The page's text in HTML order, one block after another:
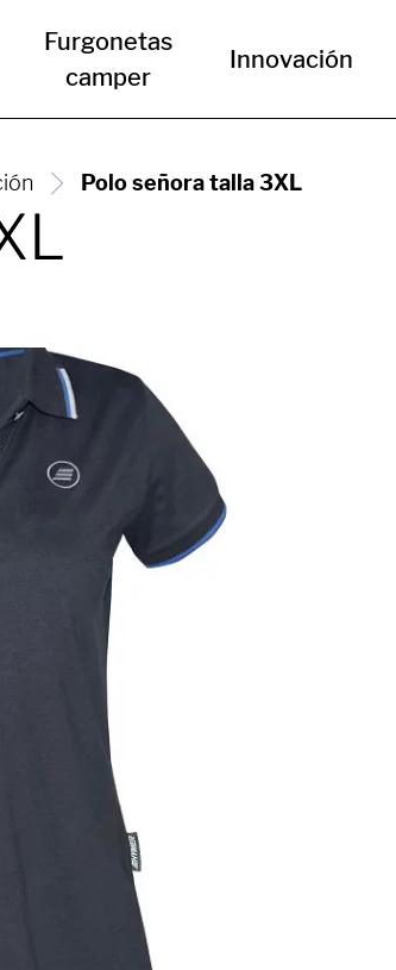
Furgonetas
camper
Innovación
Polo señora talla 3XL